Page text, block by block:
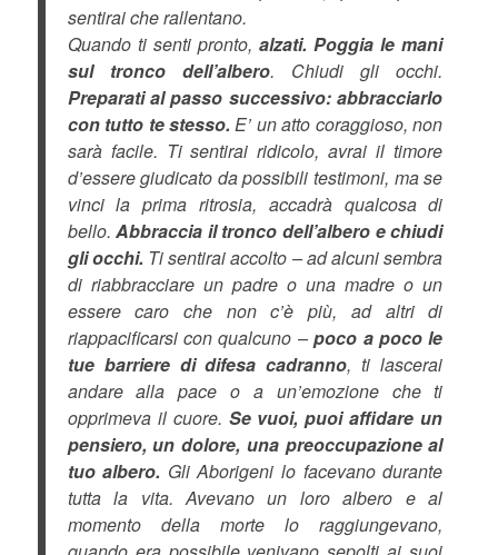
sentirai che rallentano.
Quando ti senti pronto,alzati. Poggia le mani
sul tronco dell’albero. Chiudi gli occhi.
Preparati al passo successivo: abbracciarlo
con tutto te stesso. E’ un atto coraggioso, non
sarà facile. Ti sentirai ridicolo, avrai il timore
d’essere giudicato da possibili testimoni, ma se
vinci la prima ritrosia, accadrà qualcosa di
bello.Abbraccia il tronco dell’albero e chiudi
gli occhi. Ti sentirai accolto – ad alcuni sembra
di riabbracciare un padre o una madre o un
essere caro che non c’è più, ad altri di
riappacificarsi con qualcuno –poco a poco le
tue barriere di difesa cadranno, ti lascerai
andare alla pace o a un’emozione che ti
opprimeva il cuore. Se vuoi, puoi affidare un
pensiero, un dolore, una preoccupazione al
tuo albero. Gli Aborigeni lo facevano durante
tutta la vita. Avevano un loro albero e al
momento della morte lo raggiungevano,